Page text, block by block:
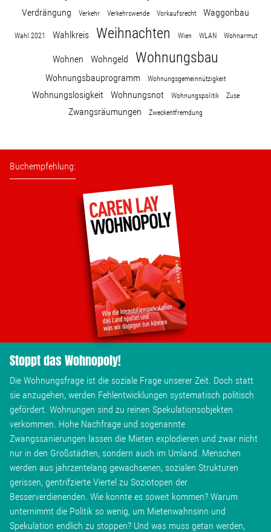
Verdrängung
Verkehr Verkehrswende Vorkaufsrecht Waggonbau
Wahl 2021 Wahlkreis Weihnachten Wien WLAN Wohnarmut
Wohnen Wohngeld Wohnungsbau
Wohnungsbauprogramm Wohnungsgemeinnützigkeit
Wohnungslosigkeit Wohnungsnot Wohnungspolitik Zuse
Zwangsräumungen Zweckentfremdung
Buchempfehlung:
Stoppt das Wohnopoly!
Die Wohnungsfrage ist die soziale Frage unserer Zeit. Doch statt
sie anzugehen, werden Fehlentwicklungen systematisch politisch
gefördert. Wohnungen sind zu reinen Spekulationsobjekten
verkommen. Hohe Nachfrage und sogenannte
Zwangssanierungen lassen die Mieten explodieren und zwar nicht
nur in den Großstädten, sondern auch im Umland. Menschen
werden aus jahrzentelang gewachsenen, sozialen Strukturen
gerissen, gentrifzierte Viertel zu Soziotopen der
Besserverdienenden. Wie konnte es soweit kommen? Warum
unternimmt die Politik so wenig, um Mietenwahnsinn und
Spekulation endlich zu stoppen? Und was muss getan werden,